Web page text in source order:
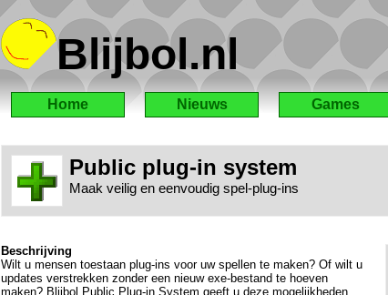
Blijbol.nl
Home Nieuws Games
Public plug-in system
Maak veilig en eenvoudig spel-plug-ins
Beschrijving
Wilt u mensen toestaan plug-ins voor uw spellen te maken? Of wilt u
updates verstrekken zonder een nieuw exe-bestand te hoeven
maken? Blijbol Public Plug-in System geeft u deze mogelijkheden.